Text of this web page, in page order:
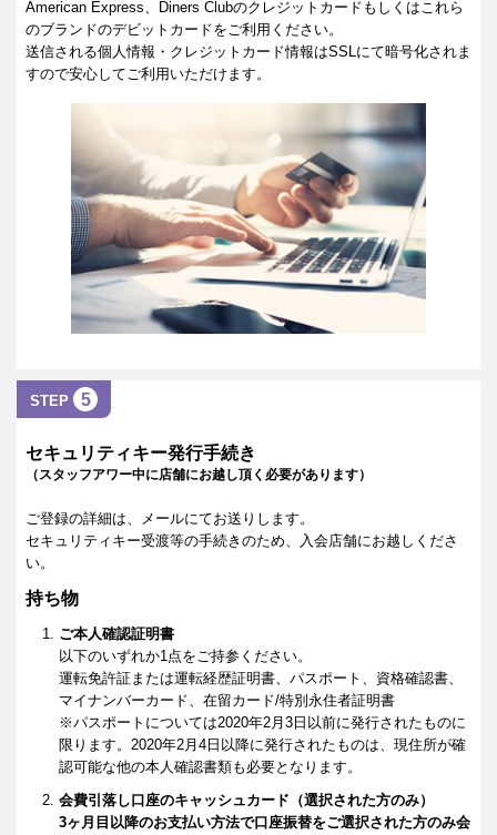
American Express、Diners Clubのクレジットカードもしくはこれら
のブランドのデビットカードをご利用ください。
送信される個人情報・クレジットカード情報はSSLにて暗号化されま
すので安心してご利用いただけます。
STEP 5
セキュリティキー発行手続き
（スタッフアワー中に店舗にお越し頂く必要があります）
ご登録の詳細は、メールにてお送りします。
セキュリティキー受渡等の手続きのため、入会店舗にお越しくださ
い。
持ち物
ご本人確認証明書
以下のいずれか1点をご持参ください。
運転免許証または運転経歴証明書、パスポート、資格確認書、
マイナンバーカード、在留カード/特別永住者証明書
※パスポートについては2020年2月3日以前に発行されたものに
限ります。2020年2月4日以降に発行されたものは、現住所が確
認可能な他の本人確認書類も必要となります。
会費引落し口座のキャッシュカード（選択された方のみ）
3ヶ月目以降のお支払い方法で口座振替をご選択された方のみ会